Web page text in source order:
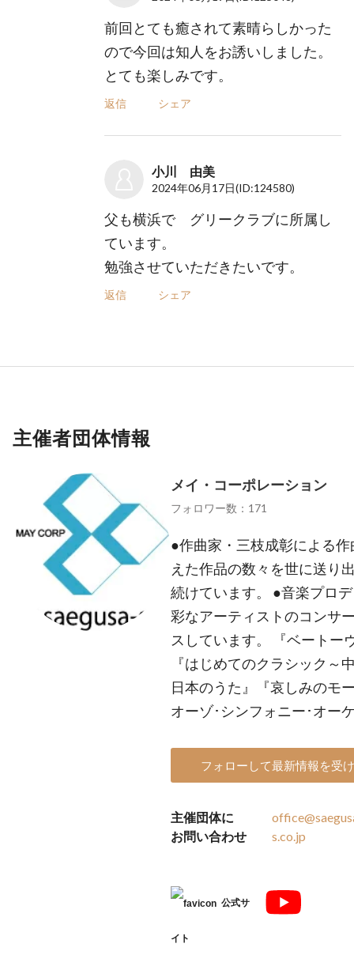
前回とても癒されて素晴らしかった
ので今回は知人をお誘いしました。
とても楽しみです。
返信 シェア
小川 由美
2024年06月17日(ID:124580)
父も横浜で グリークラブに所属し
ています。
勉強させていただきたいです。
返信 シェア
主催者団体情報
メイ・コーポレーション
フォロワー数：171
●作曲家・三枝成彰による
えた作品の数々を世に送り
続けています。 ●音楽プロ
彩なアーティストのコンサ
スしています。 『ベートー
『はじめてのクラシック～
日本のうた』『哀しみのモ
オーゾ･シンフォニー･オー
フォローして最新情報を受
主催団体に
お問い合わせ
s.co.jp
公式サ
イト